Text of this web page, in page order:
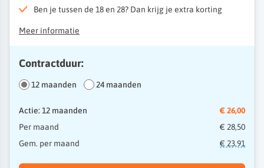
Ben je tussen de 18 en 28? Dan krijg je extra korting
Meer informatie
Contractduur:
12 maanden 24 maanden
Actie: 12 maanden
€ 26,00
Per maand
€ 28,50
Gem. per maand
€ 23,91